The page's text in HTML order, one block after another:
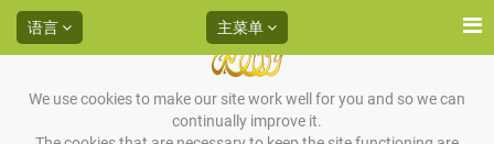
We use cookies to make our site work well for you and so we can
continually improve it.
语言 主菜单